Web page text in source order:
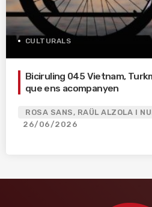
CULTURALS
Biciruling 045 Vietnam,
que ens acompanyen
ROSA SANS, RAÜL ALZOLA I
26/06/2026